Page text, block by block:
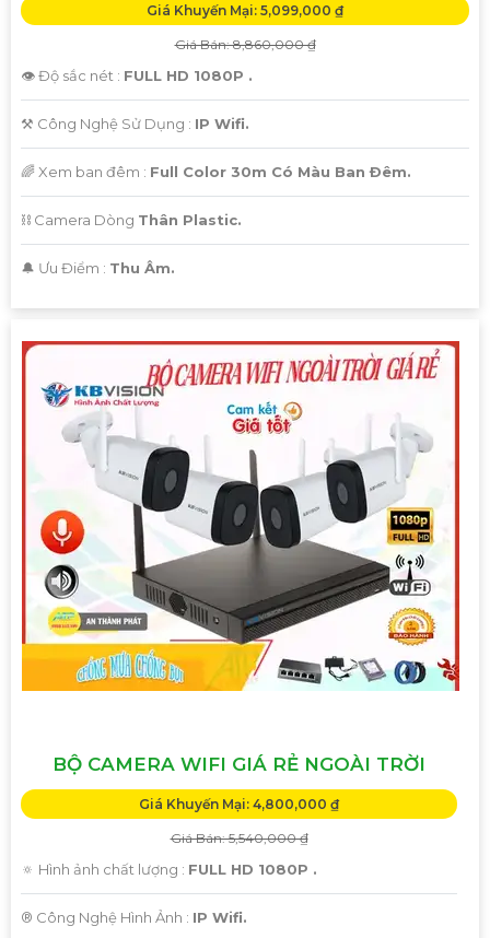
Giá Khuyến Mại: 5,099,000 ₫
Giá Bán: 8,860,000 ₫
👁 Độ sắc nét : FULL HD 1080P .
⚒ Công Nghệ Sử Dụng : IP Wifi.
🌈 Xem ban đêm : Full Color 30m Có Màu Ban Ðêm.
⛓ Camera Dòng Thân Plastic.
️🔔 Ưu Điểm : Thu Âm.
BỘ CAMERA WIFI GIÁ RẺ NGOÀI TRỜI
Giá Khuyến Mại: 4,800,000 ₫
Giá Bán: 5,540,000 ₫
🔅 Hình ảnh chất lượng : FULL HD 1080P .
®️ Công Nghệ Hình Ảnh : IP Wifi.